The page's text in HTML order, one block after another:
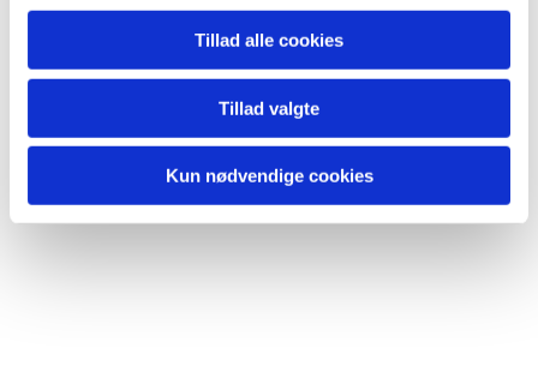
Tillad alle cookies
Tillad valgte
Kun nødvendige cookies